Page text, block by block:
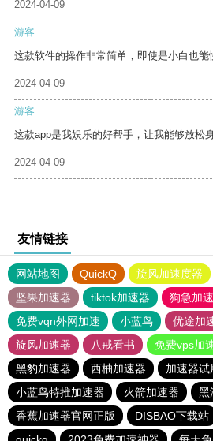
2024-04-09
游客
这款软件的操作非常简单，即使是小白也能
2024-04-09
游客
这款app是我娱乐的好帮手，让我能够放松
2024-04-09
友情链接
网站地图 QuickQ 旋风加速度器
坚果加速器
tiktok加速器
狗急加
免费vqn外网加速
小蓝鸟 优途加
旋风加速器
八戒看书
免费vps加
黑豹加速器
西柚加速器
加速器
小蓝鸟特推加速器
火箭加速器
黑
香蕉加速器官网正版
DISBAO下载站